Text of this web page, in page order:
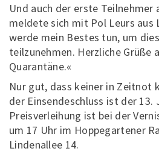
Und auch der erste Teilnehmer
meldete sich mit Pol Leurs aus
werde mein Bestes tun, um
teilzunehmen. Herzliche Grüße
Quarantäne.«
Nur gut, dass keiner in Zeitnot
der Einsendeschluss ist der 13.
Preisverleihung ist bei der
um 17 Uhr im Hoppegartener
Lindenallee 14.